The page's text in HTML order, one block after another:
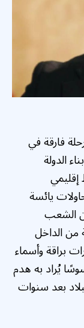
فارقة في
الدولة
إقليمي
يائسة
الشعب
من الداخل
براقة وأسماء
يُراد به هدم
بعد سنوات